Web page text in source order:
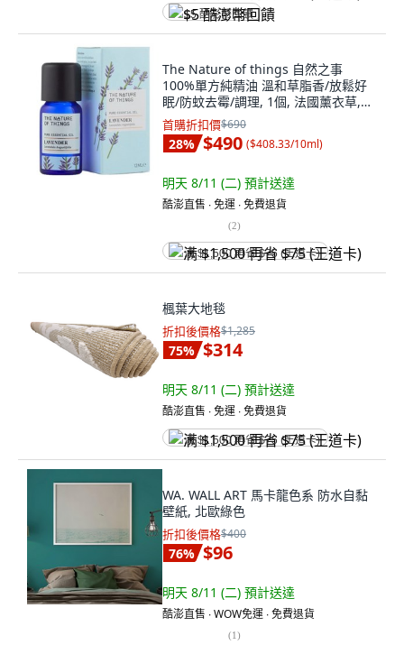
$5 酷澎幣回饋
The Nature of things 自然之事
100%單方純精油 溫和草脂香/放鬆好
眠/防蚊去霉/調理, 1個, 法國薰衣草,
12ml
首購折扣價$690
28% $490 ($408.33/10ml)
明天 8/11 (二) 預計送達
酷澎直售 ∙ 免運 ∙ 免費退貨
(2)
满 $1,500 再省 $75 (王道卡)
楓葉大地毯
折扣後價格$1,285
75% $314
明天 8/11 (二) 預計送達
酷澎直售 ∙ 免運 ∙ 免費退貨
满 $1,500 再省 $75 (王道卡)
WA. WALL ART 馬卡龍色系 防水自黏
壁紙, 北歐綠色
折扣後價格$400
76% $96
明天 8/11 (二) 預計送達
酷澎直售 ∙ WOW免運 ∙ 免費退貨
(1)